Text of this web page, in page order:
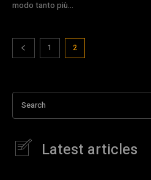
modo tanto più...
1 2
Search
Latest articles